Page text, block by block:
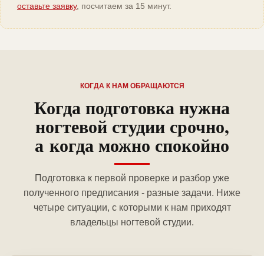
оставьте заявку, посчитаем за 15 минут.
КОГДА К НАМ ОБРАЩАЮТСЯ
Когда подготовка нужна
ногтевой студии срочно,
а когда можно спокойно
Подготовка к первой проверке и разбор уже
полученного предписания - разные задачи. Ниже
четыре ситуации, с которыми к нам приходят
владельцы ногтевой студии.